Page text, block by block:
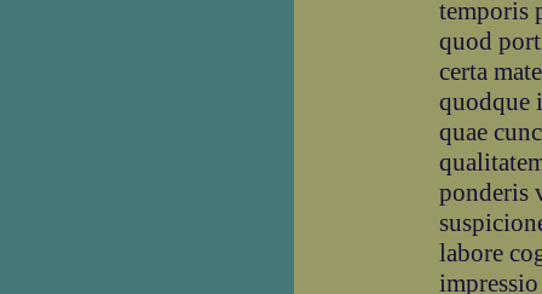
temporis
quod
certa
quodque
quae
ponderis
labore